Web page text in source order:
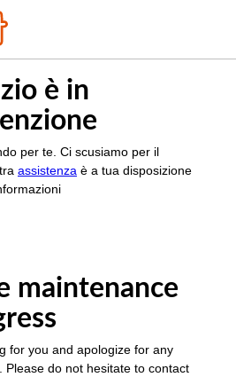
è in
per te. Ci scusiamo per il
assistenza è a tua disposizione
maintenance
for you and apologize for any
Please do not hesitate to contact